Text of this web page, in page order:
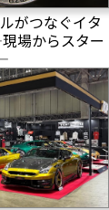
がつなぐイタ
場からスター